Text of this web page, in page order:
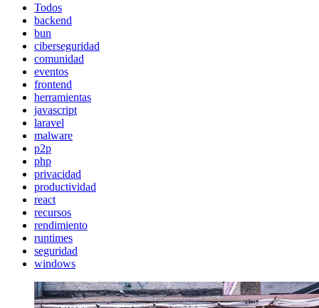
Todos
backend
bun
ciberseguridad
comunidad
eventos
frontend
herramientas
javascript
laravel
malware
p2p
php
privacidad
productividad
react
recursos
rendimiento
runtimes
seguridad
windows